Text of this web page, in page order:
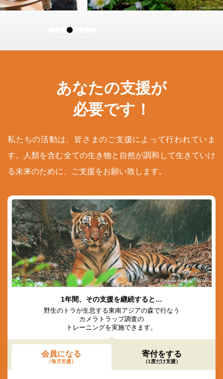
あなたの支援が
必要です！
私たちの活動は、皆さまのご支援によって行われていま
す。人類を含む全ての生き物と自然が調和して生きていけ
る未来のために、ご支援をお願い致します。
© Vladimir Filonov / WWF
1年間、その支援を継続すると…
野生のトラが生息する東南アジアの森で行なう
カメラトラップ調査の
トレーニングを実施できます。
会員になる
（毎月支援）
寄付をする
（1度だけ支援）